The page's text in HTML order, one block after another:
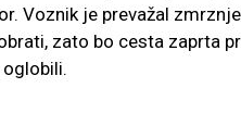
Voznik je prevažal
zato bo cesta zaprta